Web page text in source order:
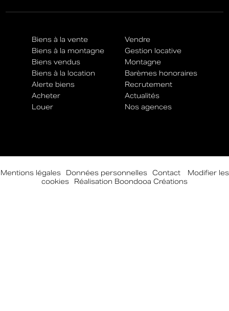
Biens à la vente
Biens à la montagne
Biens vendus
Biens à la location
Alerte biens
Acheter
Louer
Vendre
Gestion locative
Montagne
Barèmes honoraires
Recrutement
Actualités
Nos agences
Mentions légales- Données personnelles- Contact-
Modifier les
cookies
Réalisation Boondooa Créations